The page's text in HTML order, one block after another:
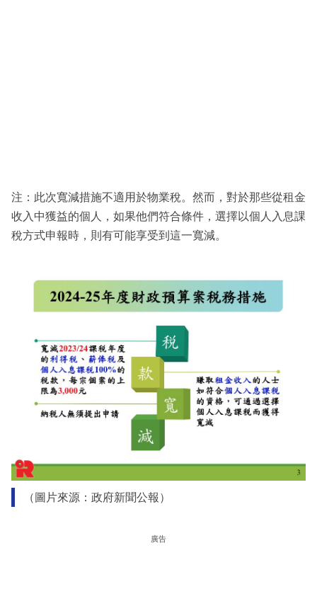
注：此次寬減措施不適用於物業稅。然而，對於那些從租金
收入中獲益的個人，如果他們符合條件，選擇以個人入息課
稅方式申報時，則有可能享受到這一寬減。
（圖片來源：政府新聞公報）
廣告